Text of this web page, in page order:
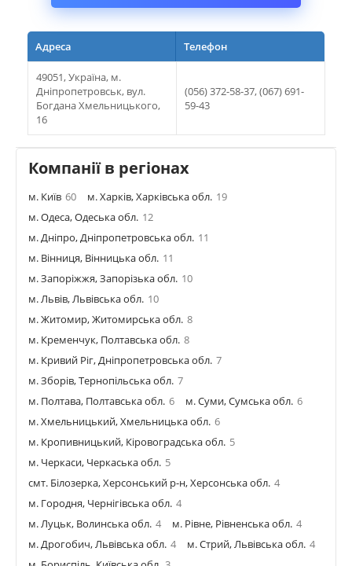
Адреса Телефон
49051, Україна, м.
Дніпропетровськ, вул.
Богдана Хмельницького,
16
(056) 372-58-37, (067) 691-
59-43
Компанії в регіонах
м. Київ 60 м. Харків, Харківська обл. 19
м. Одеса, Одеська обл. 12
м. Дніпро, Дніпропетровська обл. 11
м. Вінниця, Вінницька обл. 11
м. Запоріжжя, Запорізька обл. 10
м. Львів, Львівська обл. 10
м. Житомир, Житомирська обл. 8
м. Кременчук, Полтавська обл. 8
м. Кривий Ріг, Дніпропетровська обл. 7
м. Зборів, Тернопільська обл. 7
м. Полтава, Полтавська обл. 6 м. Суми, Сумська обл. 6
м. Хмельницький, Хмельницька обл. 6
м. Кропивницький, Кіровоградська обл. 5
м. Черкаси, Черкаська обл. 5
смт. Білозерка, Херсонський р-н, Херсонська обл. 4
м. Городня, Чернігівська обл. 4
м. Луцьк, Волинська обл. 4 м. Рівне, Рівненська обл. 4
м. Дрогобич, Львівська обл. 4 м. Стрий, Львівська обл. 4